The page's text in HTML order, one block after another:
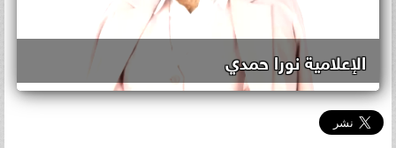
الإعلامية نورا حمدي